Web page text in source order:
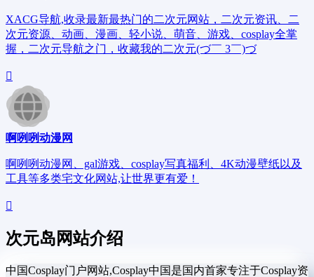
XACG导航,收录最新最热门的二次元网站，二次元资讯、二
次元资源、动画、漫画、轻小说、萌音、游戏、cosplay全掌
握，二次元导航之门，收藏我的二次元(づ￣ 3￣)づ
啊咧咧动漫网
啊咧咧动漫网、gal游戏、cosplay写真福利、4K动漫壁纸以及
工具等多类宅文化网站,让世界更有爱！
次元岛网站介绍
中国Cosplay门户网站,Cosplay中国是国内首家专注于Cosplay资